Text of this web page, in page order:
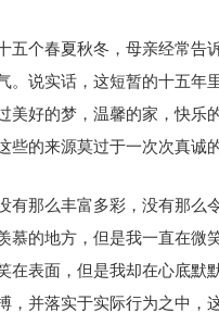
五个春夏秋冬，母亲经常告
。说实话，这短暂的十五年
美好的梦，温馨的家，快乐
些的来源莫过于一次次真诚
有那么丰富多彩，没有那么
慕的地方，但是我一直在
在表面，但是我却在心底默
，并落实于实际行为之中，